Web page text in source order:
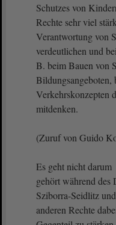
Schutzes von
Rechte sehr viel
Verantwortung von
verdeutlichen und
B. beim Bauen von
Bildungsangeboten,
Verkehrskonzepten
mitdenken.
(Zuruf von Guido
Es geht nicht
gehört während des
Sziborra-Seidlitz
anderen Rechte